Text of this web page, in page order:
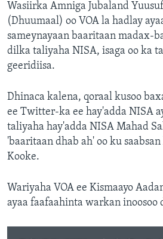
Wasiirka Amniga Jubaland
(Dhuumaal) oo VOA la hadlay
sameynayaan baaritaan madax-
dilka taliyaha NISA, isaga oo ka
geeridiisa.
Dhinaca kalena, qoraal kusoo
ee Twitter-ka ee hay'adda NISA
taliyaha hay'adda NISA Mahad
'baaritaan dhab ah' oo ku
Kooke.
Wariyaha VOA ee Kismaayo
ayaa faafaahinta warkan inoosoo